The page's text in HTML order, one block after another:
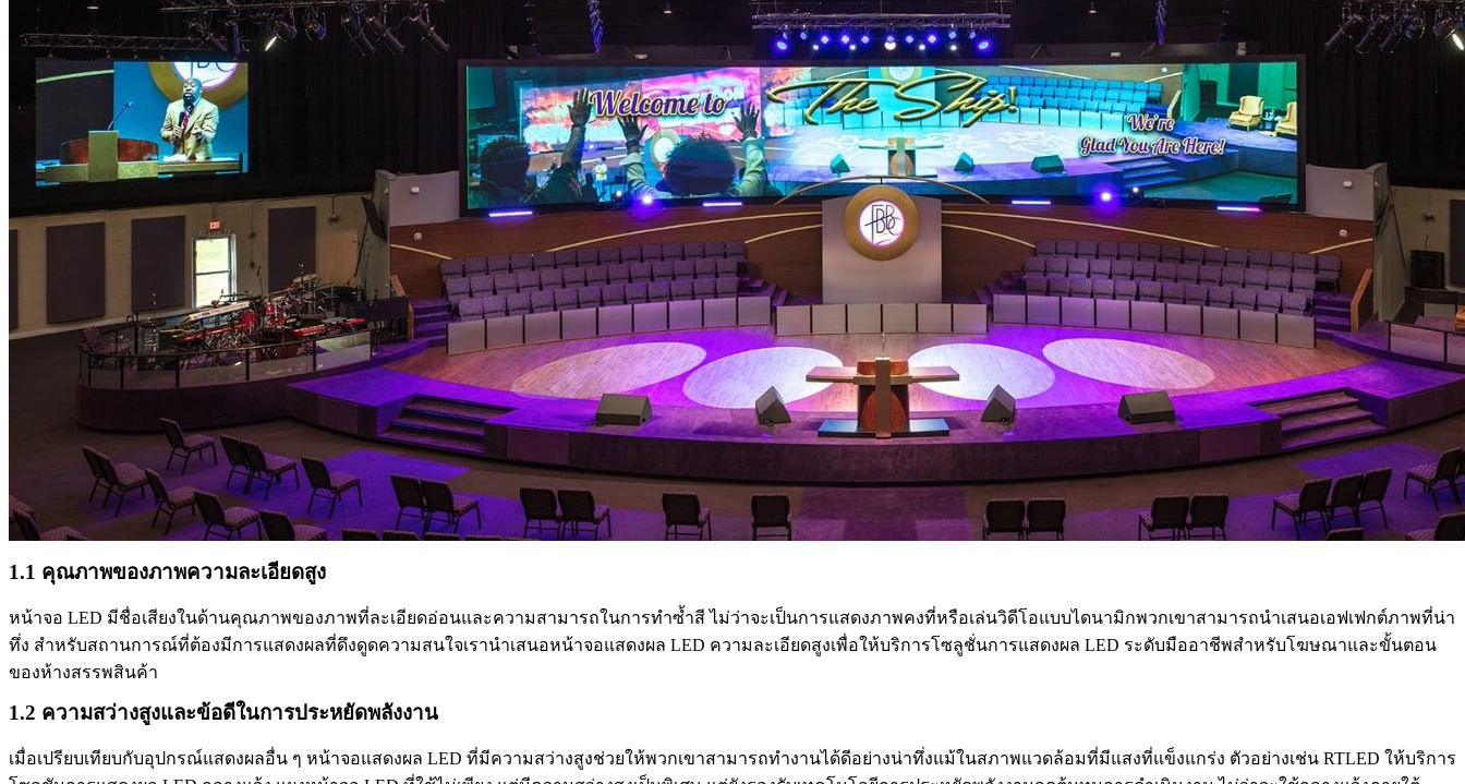
1.1 คุณภาพของภาพความละเอียดสูง
หน้าจอ LED มีชื่อเสียงในด้านคุณภาพของภาพที่ละเอียดอ่อนและความสามารถในการทำซ้ำสี ไม่ว่าจะเป็นการแสดงภาพคงที่หรือเล่นวิดีโอแบบไดนามิกพวกเขาสามารถนำเสนอเอฟเฟกต์ภาพที่น่า
ทึ่ง สำหรับสถานการณ์ที่ต้องมีการแสดงผลที่ดึงดูดความสนใจเรานำเสนอหน้าจอแสดงผล LED ความละเอียดสูงเพื่อให้บริการโซลูชั่นการแสดงผล LED ระดับมืออาชีพสำหรับโฆษณาและขั้นตอน
ของห้างสรรพสินค้า
1.2 ความสว่างสูงและข้อดีในการประหยัดพลังงาน
เมื่อเปรียบเทียบกับอุปกรณ์แสดงผลอื่น ๆ หน้าจอแสดงผล LED ที่มีความสว่างสูงช่วยให้พวกเขาสามารถทำงานได้ดีอย่างน่าทึ่งแม้ในสภาพแวดล้อมที่มีแสงที่แข็งแกร่ง ตัวอย่างเช่น RTLED ให้บริการ